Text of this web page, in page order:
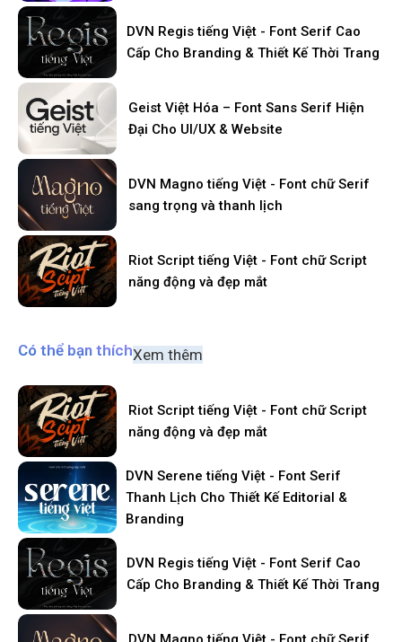
DVN Regis tiếng Việt - Font Serif Cao
Cấp Cho Branding & Thiết Kế Thời Trang
Geist Việt Hóa – Font Sans Serif Hiện
Đại Cho UI/UX & Website
DVN Magno tiếng Việt - Font chữ Serif
sang trọng và thanh lịch
Riot Script tiếng Việt - Font chữ Script
năng động và đẹp mắt
Có thể bạn thíchXem thêm
Riot Script tiếng Việt - Font chữ Script
năng động và đẹp mắt
DVN Serene tiếng Việt - Font Serif
Thanh Lịch Cho Thiết Kế Editorial &
Branding
DVN Regis tiếng Việt - Font Serif Cao
Cấp Cho Branding & Thiết Kế Thời Trang